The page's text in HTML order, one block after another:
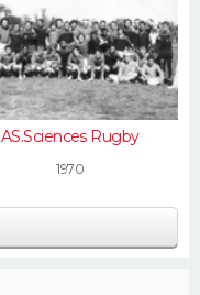
AS.Sciences Rugby
1970